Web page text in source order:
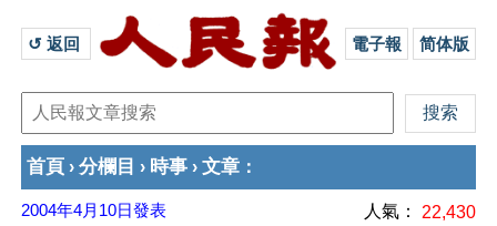
↺ 返回 電子報 简体版
首頁 › 分欄目 › 時事 › 文章 ：
2004年4月10日發表 人氣： 22,430